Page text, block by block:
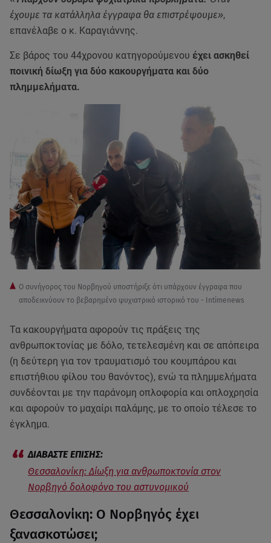
έχουμε τα κατάλληλα έγγραφα θα επιστρέψουμε»,
επανέλαβε ο κ. Καραγιάννης.
Σε βάρος του 44χρονου κατηγορούμενου έχει ασκηθεί
ποινική δίωξη για δύο κακουργήματα και δύο
πλημμελήματα.
Ο συνήγορος του Νορβηγού υποστήριξε ότι υπάρχουν έγγραφα που
αποδεικνύουν το βεβαρημένο ψυχιατρικό ιστορικό του - Intimenews
Τα κακουργήματα αφορούν τις πράξεις της
ανθρωποκτονίας με δόλο, τετελεσμένη και σε απόπειρα
(η δεύτερη για τον τραυματισμό του κουμπάρου και
επιστήθιου φίλου του θανόντος), ενώ τα πλημμελήματα
συνδέονται με την παράνομη οπλοφορία και οπλοχρησία
και αφορούν το μαχαίρι παλάμης, με το οποίο τέλεσε το
έγκλημα.
Θεσσαλονίκη: Δίωξη για ανθρωποκτονία στον
Νορβηγό δολοφόνο του αστυνομικού
Θεσσαλονίκη: Ο Νορβηγός έχει
ξανασκοτώσει;